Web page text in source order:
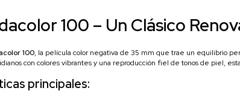
100 – Un Clásico
100, la película color negativa de 35 mm que trae un equilibrio
con colores vibrantes y una reproducción fiel de tonos de piel,
principales: